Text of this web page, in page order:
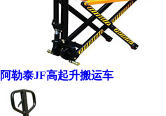
阿勒泰JF高起升搬运车